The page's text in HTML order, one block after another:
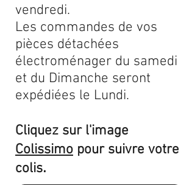
vendredi.
Les commandes de vos
pièces détachées
électroménager du samedi
et du Dimanche seront
expédiées le Lundi.
Cliquez sur l'image
Colissimo pour suivre votre
colis.